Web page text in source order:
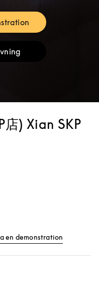
Opens in New Tab
Opens in New Tab
) Xian SKP
en demonstration